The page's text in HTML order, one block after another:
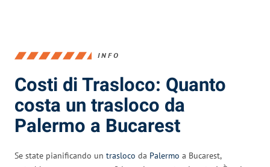
INFO
Costi di Trasloco: Quanto
costa un trasloco da
Palermo a Bucarest
Se state pianificando un trasloco da Palermo a Bucarest,